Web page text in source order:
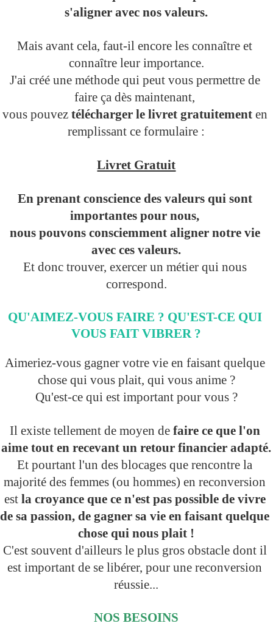
s'aligner avec nos valeurs.
Mais avant cela, faut-il encore les connaître et
connaître leur importance.
J'ai créé une méthode qui peut vous permettre de
faire ça dès maintenant,
vous pouvez télécharger le livret gratuitement en
remplissant ce formulaire :
Livret Gratuit
En prenant conscience des valeurs qui sont
importantes pour nous,
nous pouvons consciemment aligner notre vie
avec ces valeurs.
Et donc trouver, exercer un métier qui nous
correspond.
QU'AIMEZ-VOUS FAIRE ? QU'EST-CE QUI
VOUS FAIT VIBRER ?
Aimeriez-vous gagner votre vie en faisant quelque
chose qui vous plait, qui vous anime ?
Qu'est-ce qui est important pour vous ?
Il existe tellement de moyen de faire ce que l'on
aime tout en recevant un retour financier adapté.
Et pourtant l'un des blocages que rencontre la
majorité des femmes (ou hommes) en reconversion
est la croyance que ce n'est pas possible de vivre
de sa passion, de gagner sa vie en faisant quelque
chose qui nous plait !
C'est souvent d'ailleurs le plus gros obstacle dont il
est important de se libérer, pour une reconversion
réussie...
NOS BESOINS